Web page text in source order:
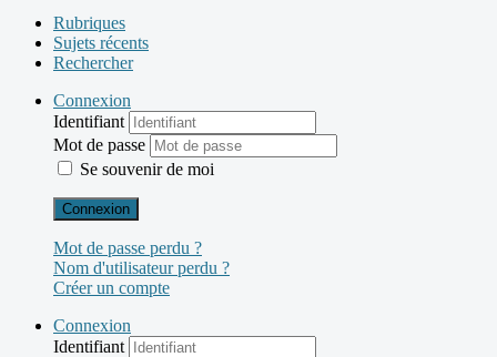
Rubriques
Sujets récents
Rechercher
Connexion
Identifiant
Mot de passe
Se souvenir de moi
Connexion
Mot de passe perdu ?
Nom d'utilisateur perdu ?
Créer un compte
Connexion
Identifiant